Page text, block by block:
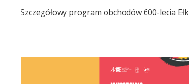
Szczegółowy program obchodów 600-lecia